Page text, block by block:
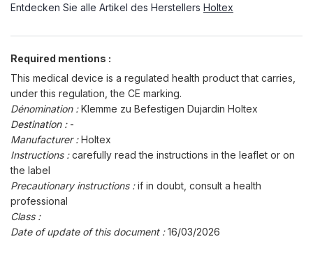
Entdecken Sie alle Artikel des Herstellers Holtex
Required mentions :
This medical device is a regulated health product that carries,
under this regulation, the CE marking.
Dénomination :Klemme zu Befestigen Dujardin Holtex
Destination : -
Manufacturer :Holtex
Instructions :carefully read the instructions in the leaflet or on
the label
Precautionary instructions :if in doubt, consult a health
professional
Class :
Date of update of this document :16/03/2026